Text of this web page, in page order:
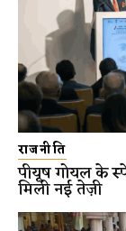
राजनीति
पीयूष गोयल के
मिली नई तेज़ी